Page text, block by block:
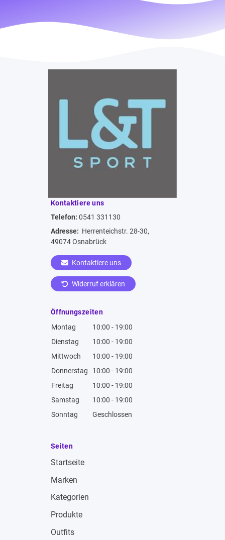
Kontaktiere uns
Telefon: 0541 331130
Adresse: Herrenteichstr. 28-30,
49074 Osnabrück
Kontaktiere uns
Widerruf erklären
Öffnungszeiten
Montag
10:00 - 19:00
Dienstag
10:00 - 19:00
Mittwoch
10:00 - 19:00
Donnerstag
10:00 - 19:00
Freitag
10:00 - 19:00
Samstag
10:00 - 19:00
Sonntag
Geschlossen
Seiten
Startseite
Marken
Kategorien
Produkte
Outfits